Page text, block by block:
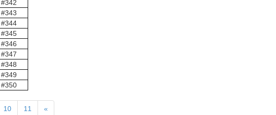
#342
#343
#344
#345
#346
#347
#348
#349
#350
10 11 »